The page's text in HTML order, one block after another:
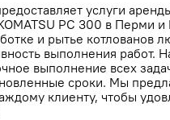
услуги
PC 300 в Перми
и рытье котлованов
выполнения работ.
выполнение всех
сроки. Мы
клиенту, чтобы